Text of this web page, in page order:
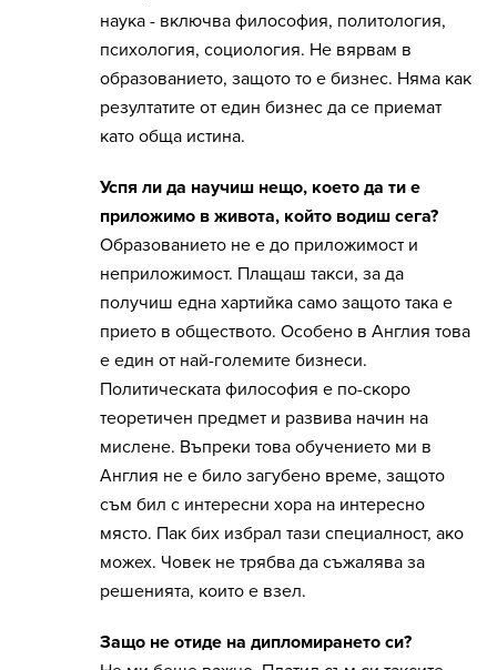
наука - включва философия, политология,
психология, социология. Не вярвам в
образованието, защото то е бизнес. Няма как
резултатите от един бизнес да се приемат
като обща истина.
Успя ли да научиш нещо, което да ти е
приложимо в живота, който водиш сега?
Образованието не е до приложимост и
неприложимост. Плащаш такси, за да
получиш една хартийка само защото така е
прието в обществото. Особено в Англия това
е един от най-големите бизнеси.
Политическата философия е по-скоро
теоретичен предмет и развива начин на
мислене. Въпреки това обучението ми в
Англия не е било загубено време, защото
съм бил с интересни хора на интересно
място. Пак бих избрал тази специалност, ако
можех. Човек не трябва да съжалява за
решенията, които е взел.
Защо не отиде на дипломирането си?